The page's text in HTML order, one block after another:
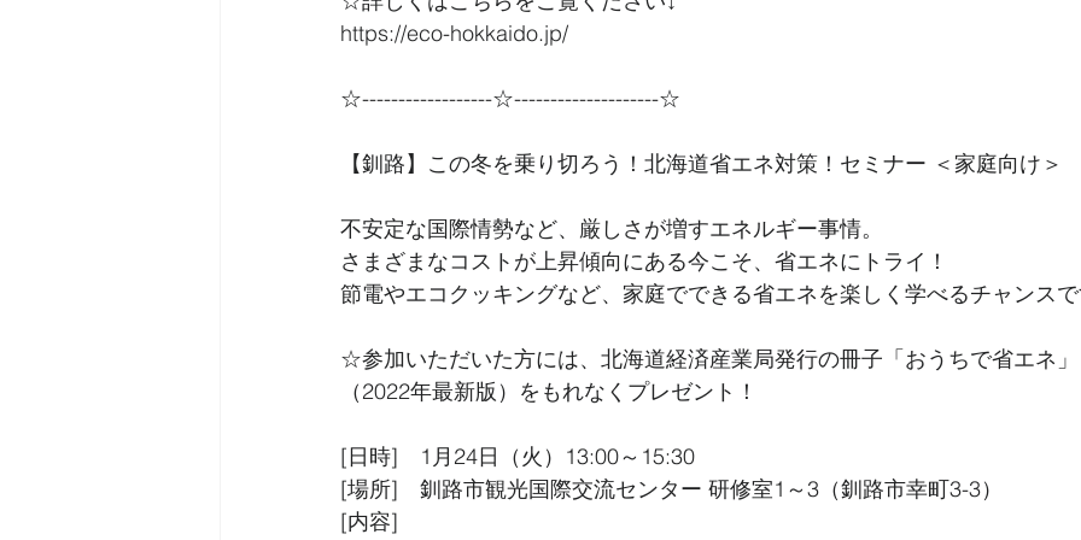
https://eco-hokkaido.jp/
☆------------------☆--------------------☆
【釧路】この冬を乗り切ろう！北海道省エネ対策！セミナー ＜家庭向け＞
不安定な国際情勢など、厳しさが増すエネルギー事情。
さまざまなコストが上昇傾向にある今こそ、省エネにトライ！
節電やエコクッキングなど、家庭でできる省エネを楽しく学べるチャンス
☆参加いただいた方には、北海道経済産業局発行の冊子「おうちで省エネ」
（2022年最新版）をもれなくプレゼント！
[日時]　1月24日（火）13:00～15:30
[場所]　釧路市観光国際交流センター 研修室1～3（釧路市幸町3-3）
[内容]